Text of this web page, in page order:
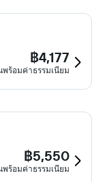
฿4,177
ร้อมค่าธรรมเนียม
฿5,550
ร้อมค่าธรรมเนียม